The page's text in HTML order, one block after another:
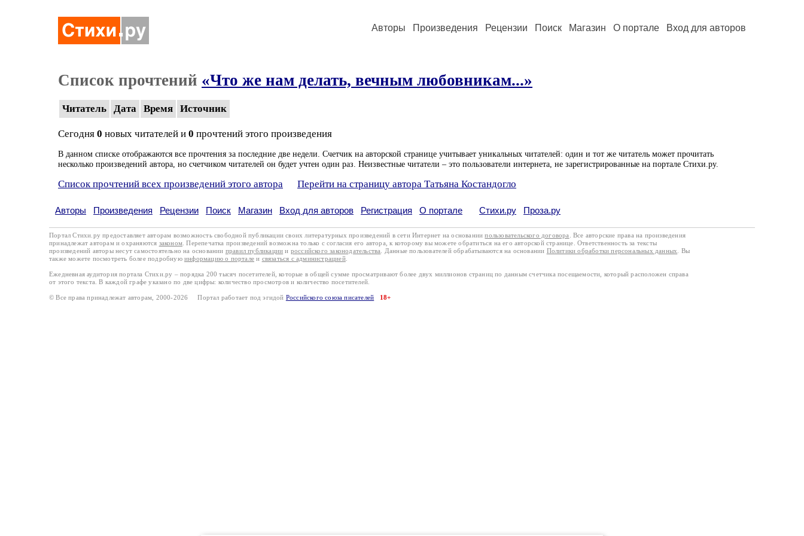
Авторы Произведения Рецензии Поиск Магазин О портале Вход для авторов
Список прочтений «Что же нам делать, вечным любовникам...»
Читатель Дата Время Источник
Сегодня 0 новых читателей и 0 прочтений этого произведения
В данном списке отображаются все прочтения за последние две недели. Счетчик на авторской странице учитывает уникальных читателей: один и тот же читатель может прочитать
несколько произведений автора, но счетчиком читателей он будет учтен один раз. Неизвестные читатели – это пользователи интернета, не зарегистрированные на портале Стихи.ру.
Список прочтений всех произведений этого автора Перейти на страницу автора Татьяна Костандогло
Авторы Произведения Рецензии Поиск Магазин Вход для авторов Регистрация О портале Стихи.ру Проза.ру
Портал Стихи.ру предоставляет авторам возможность свободной публикации своих литературных произведений в сети Интернет на основаниипользовательского договора
. Все авторские права на произведения
принадлежат авторам и охраняются законом . Перепечатка произведений возможна только с согласия его автора, к которому вы можете обратиться на его авторской странице. Ответственность за тексты
произведений авторы несут самостоятельно на основании правил публикации и российского законодательства . Данные пользователей обрабатываются на основании Политики обработки персональных данных
. Вы
также можете посмотреть более подробную информацию о портале и связаться с администрацией.
Ежедневная аудитория портала Стихи.ру – порядка 200 тысяч посетителей, которые в общей сумме просматривают более двух миллионов страниц по данным счетчика посещаемости, который расположен справа
от этого текста. В каждой графе указано по две цифры: количество просмотров и количество посетителей.
© Все права принадлежат авторам, 2000-2026 Портал работает под эгидой Российского союза писателей 18+